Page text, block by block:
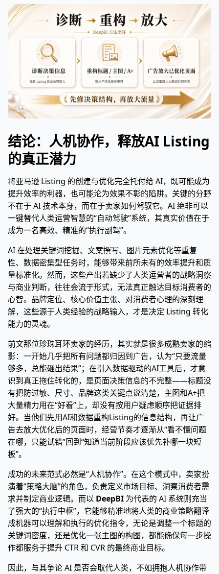
结论：人机协作，释放AI Listing
的真正潜力
将亚马逊 Listing 的创建与优化完全托付给 AI，既可能成为
提升效率的利器，也可能沦为效果不彰的陷阱。关键的分野
不在于 AI 技术本身，而在于卖家如何驾驭它。AI 绝非可以
一键替代人类运营智慧的“自动驾驶”系统，其真实价值在于
成为一名高效、精准的“执行副驾”。
AI 在处理关键词挖掘、文案撰写、图片元素优化等重复
性、数据密集型任务时，能够带来前所未有的效率提升和质
量标准化。然而，这些产出若缺少了人类运营者的战略洞察
与商业判断，往往会流于形式，无法真正触达目标消费者的
心智。品牌定位、核心价值主张、对消费者心理的深刻理
解，这些源于人类经验的战略输入，才是决定 Listing 转化
能力的灵魂。
前文那位珍珠耳环卖家的经历，其实就是很多成熟卖家的缩
影：一开始几乎把所有问题都归因到广告，认为“只要流量
够多，总能砸出结果”；在引入数据驱动的AI工具后，才意
识到真正拖住转化的，是页面决策信息的不完整——标题没
有把防过敏、尺寸、品牌这类关键点说清楚，主图和A+把
大量精力用在“好看”上，却没有按用户疑虑顺序把证据排
好。当他们先用AI和数据重构Listing的信息结构，再让广
告去放大优化后的页面时，经营节奏才逐渐从“看不懂问题
在哪，只能试错”回到“知道当前阶段应该优先补哪一块短
板”。
成功的未来范式必然是“人机协作”。在这个模式中，卖家扮
演着“策略大脑”的角色，负责定义市场目标、洞察消费者需
求并制定商业逻辑。而以 DeepBI 为代表的 AI 系统则充当
了强大的“执行中枢”，它能够精准地将人类的商业策略翻译
成机器可以理解和执行的优化指令，无论是调整一个标题的
关键词密度，还是优化一张主图的构图，都能确保每一步操
作都服务于提升 CTR 和 CVR 的最终商业目标。
因此，与其争论 AI 是否会取代人类，不如拥抱人机协作带